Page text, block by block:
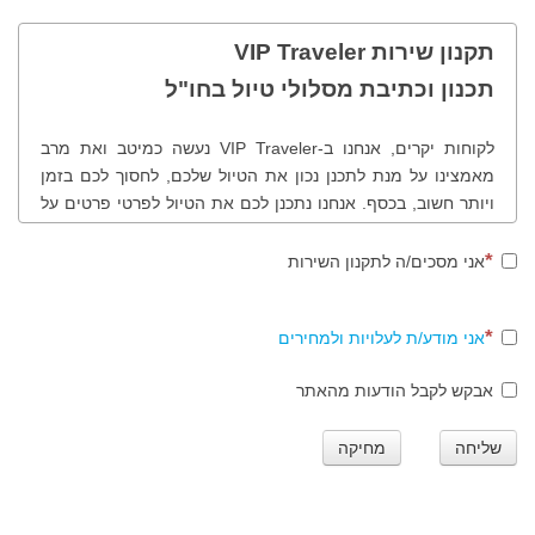
תקנון שירות VIP Traveler
תכנון וכתיבת מסלולי טיול בחו"ל
לקוחות יקרים, אנחנו ב-VIP Traveler נעשה כמיטב ואת מרב
מאמצינו על מנת לתכנן נכון את הטיול שלכם, לחסוך לכם בזמן
ויותר חשוב, בכסף. אנחנו נתכנן לכם את הטיול לפרטי פרטים על
פי בקשותיכם, רצונותיכם, תחומי העניין שלכם, נציע לכם לבקר
במקומות שונים ולמעשה נכוון אתכם נכון בטיול שלכם. לנוחותכם
שלב ראשון
סגירת הזמנת המסלול - חתימה הדדית על הזמנת עבודה. ביצוע
אני מסכים/ה לתקנון השירות
אני מודע/ת לעלויות ולמחירים
אבקש לקבל הודעות מהאתר
שליחה מחיקה